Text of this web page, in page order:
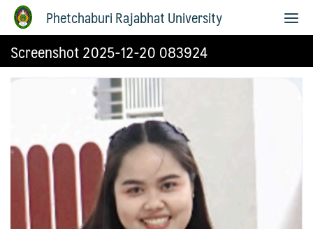
Phetchaburi Rajabhat University
Screenshot 2025-12-20 083924